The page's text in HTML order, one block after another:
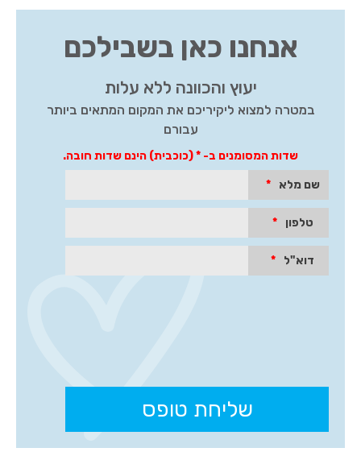
אנחנו כאן בשבילכם
יעוץ והכוונה ללא עלות
במטרה למצוא ליקיריכם את המקום המתאים ביותר
עבורם
שדות המסומנים ב- * (כוכבית) הינם שדות חובה.
שם מלא *
טלפון *
דוא"ל *